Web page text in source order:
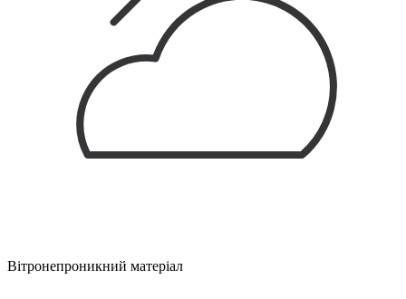
Вітронепроникний матеріал